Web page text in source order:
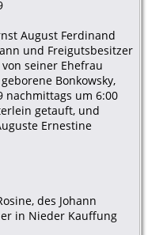
August Ferdinand
und Freigutsbesitzer
seiner Ehefrau
Bonkowsky,
nachmittags um 6:00
getauft, und
Ernestine
des Johann
in Nieder Kauffung